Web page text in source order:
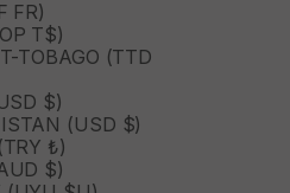
FR)
T$)
TOBAGO (TTD
$)
(USD $)
₺)
$)